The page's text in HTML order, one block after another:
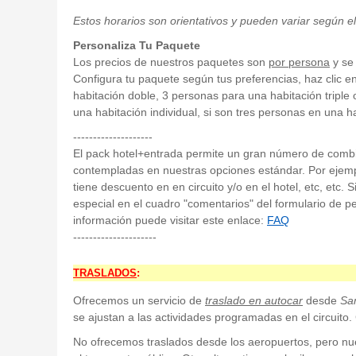
Estos horarios son orientativos y pueden variar según
Personaliza Tu Paquete
Los precios de nuestros paquetes son por persona y
Configura tu paquete según tus preferencias, haz clic
habitación doble, 3 personas para una habitación
una habitación individual, si son tres personas en una
--------------------
El pack hotel+entrada permite un gran número de
contempladas en nuestras opciones estándar. Por
tiene descuento en en circuito y/o en el hotel, etc, etc.
especial en el cuadro "comentarios" del formulario de
información puede visitar este enlace: FAQ
---------------------
TRASLADOS:
Ofrecemos un servicio de traslado en autocar desde
se ajustan a las actividades programadas en el
No ofrecemos traslados desde los aeropuertos, pero